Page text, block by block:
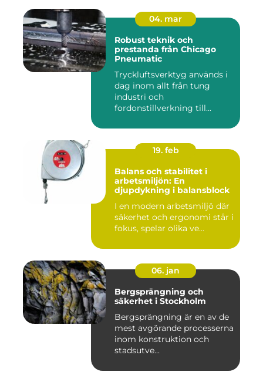
04. mar
Robust teknik och
prestanda från Chicago
Pneumatic
Tryckluftsverktyg används i
dag inom allt från tung
industri och
fordonstillverkning till...
19. feb
Balans och stabilitet i
arbetsmiljön: En
djupdykning i balansblock
I en modern arbetsmiljö där
säkerhet och ergonomi står i
fokus, spelar olika ve...
06. jan
Bergsprängning och
säkerhet i Stockholm
Bergsprängning är en av de
mest avgörande processerna
inom konstruktion och
stadsutve...